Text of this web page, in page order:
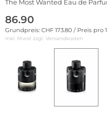
The Most Wanted Eau de
86.90
Grundpreis: CHF 173.80 / Preis pro
inkl. Mwst zzgl. Versandkosten